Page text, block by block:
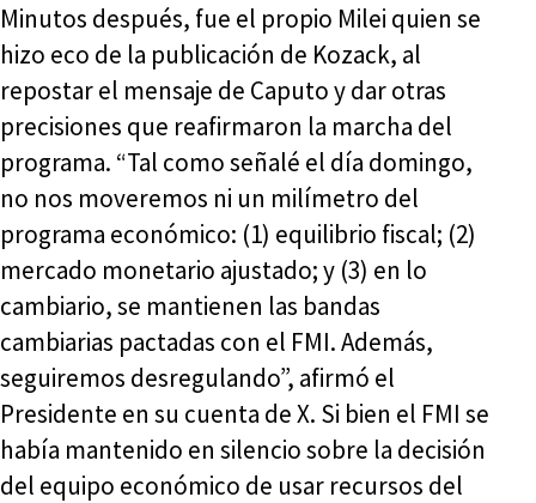
Minutos después, fue el propio Milei quien se
hizo eco de la publicación de Kozack, al
repostar el mensaje de Caputo y dar otras
precisiones que reafirmaron la marcha del
programa. “Tal como señalé el día domingo,
no nos moveremos ni un milímetro del
programa económico: (1) equilibrio fiscal; (2)
mercado monetario ajustado; y (3) en lo
cambiario, se mantienen las bandas
cambiarias pactadas con el FMI. Además,
seguiremos desregulando”, afirmó el
Presidente en su cuenta de X. Si bien el FMI se
había mantenido en silencio sobre la decisión
del equipo económico de usar recursos del